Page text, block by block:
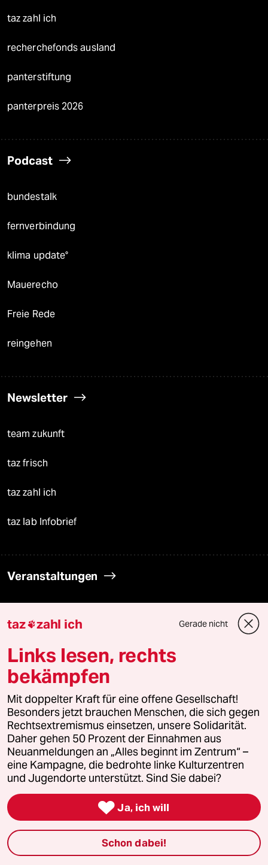
taz zahl ich
recherchefonds ausland
panterstiftung
panterpreis 2026
Podcast
bundestalk
fernverbindung
klima update°
Mauerecho
Freie Rede
reingehen
Newsletter
team zukunft
taz frisch
taz zahl ich
taz lab Infobrief
Veranstaltungen
Live im Stream
Vergangene
taz lab 2027
Mehr taz Lesestoff
taz Blogs
taz FUTURZWEI
taz zahl ich Gerade nicht
Links lesen, rechts
bekämpfen
Mit doppelter Kraft für eine offene Gesellschaft!
Besonders jetzt brauchen Menschen, die sich gegen
Rechtsextremismus einsetzen, unsere Solidarität.
Daher gehen 50 Prozent der Einnahmen aus
Neuanmeldungen an „Alles beginnt im Zentrum“ –
eine Kampagne, die bedrohte linke Kulturzentren
und Jugendorte unterstützt. Sind Sie dabei?
 Ja, ich will
Schon dabei!